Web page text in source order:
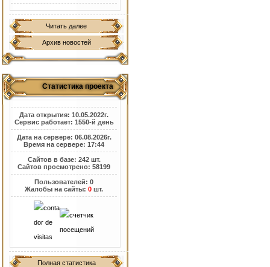
Читать далее
Архив новостей
Статистика проекта
Дата открытия: 10.05.2022г.
Сервис работает: 1550-й день
Дата на сервере: 06.08.2026г.
Время на сервере: 17:44
Сайтов в базе: 242 шт.
Сайтов просмотрено: 58199
Пользователей: 0
Жалобы на сайты:0 шт.
Полная статистика